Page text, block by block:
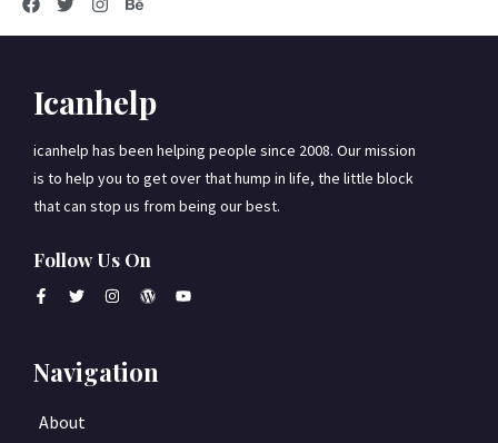
Icanhelp
icanhelp has been helping people since 2008. Our mission
is to help you to get over that hump in life, the little block
that can stop us from being our best.
Follow Us On
Navigation
About